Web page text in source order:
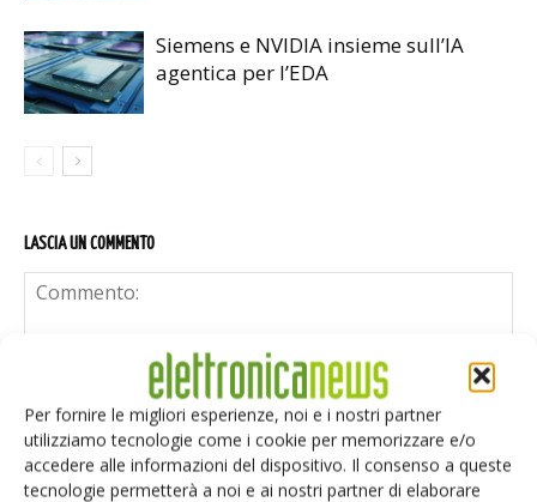
Per fornire le migliori esperienze, noi e i nostri partner
utilizziamo tecnologie come i cookie per memorizzare e/o
accedere alle informazioni del dispositivo. Il consenso a queste
tecnologie permetterà a noi e ai nostri partner di elaborare
Siemens e NVIDIA insieme sull’IA
agentica per l’EDA
LASCIA UN COMMENTO